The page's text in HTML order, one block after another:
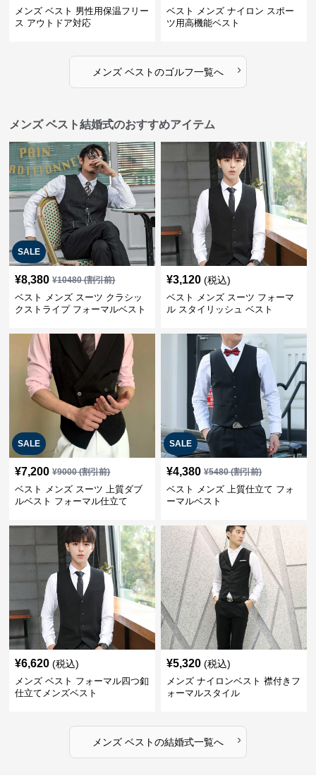
メンズ ベスト 男性用保温フリー
ス アウトドア対応
ベスト メンズ ナイロン スポー
ツ用高機能ベスト
メンズ ベストのゴルフ一覧へ ›
メンズ ベスト結婚式のおすすめアイテム
SALE
¥8,380 ¥10480(割引前)
ベスト メンズ スーツ クラシッ
クストライプ フォーマルベスト
¥3,120 (税込)
ベスト メンズ スーツ フォーマ
ル スタイリッシュ ベスト
SALE
¥7,200 ¥9000(割引前)
ベスト メンズ スーツ 上質ダブ
ルベスト フォーマル仕立て
SALE
¥4,380 ¥5480(割引前)
ベスト メンズ 上質仕立て フォ
ーマルベスト
¥6,620 (税込)
メンズ ベスト フォーマル四つ釦
仕立てメンズベスト
¥5,320 (税込)
メンズ ナイロンベスト 襟付きフ
ォーマルスタイル
メンズ ベストの結婚式一覧へ ›